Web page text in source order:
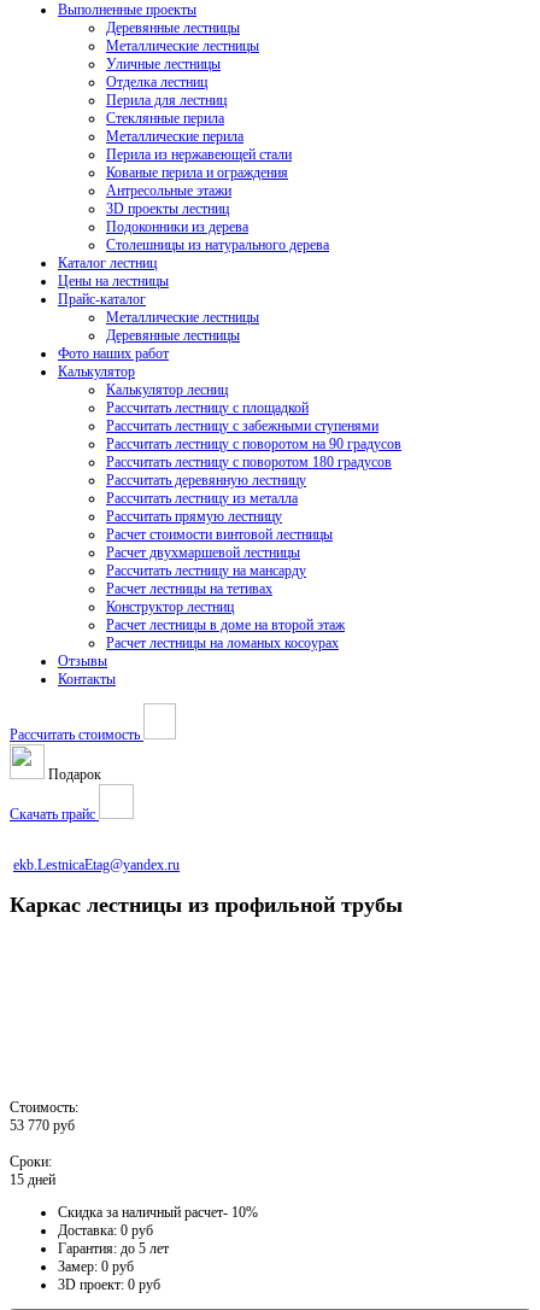
Выполненные проекты
Деревянные лестницы
Металлические лестницы
Уличные лестницы
Отделка лестниц
Перила для лестниц
Стеклянные перила
Металлические перила
Перила из нержавеющей стали
Кованые перила и ограждения
Антресольные этажи
3D проекты лестниц
Подоконники из дерева
Столешницы из натурального дерева
Каталог лестниц
Цены на лестницы
Прайс-каталог
Металлические лестницы
Деревянные лестницы
Фото наших работ
Калькулятор
Калькулятор лесниц
Рассчитать лестницу с площадкой
Рассчитать лестницу с забежными ступенями
Рассчитать лестницу с поворотом на 90 градусов
Рассчитать лестницу с поворотом 180 градусов
Рассчитать деревянную лестницу
Рассчитать лестницу из металла
Рассчитать прямую лестницу
Расчет стоимости винтовой лестницы
Расчет двухмаршевой лестницы
Рассчитать лестницу на мансарду
Расчет лестницы на тетивах
Конструктор лестниц
Расчет лестницы в доме на второй этаж
Расчет лестницы на ломаных косоурах
Отзывы
Контакты
Рассчитать стоимость
Подарок
Скачать прайс
ekb.LestnicaEtag@yandex.ru
Каркас лестницы из профильной трубы
Стоимость:
53 770 руб
Сроки:
15 дней
Скидка за наличный расчет- 10%
Доставка: 0 руб
Гарантия: до 5 лет
Замер: 0 руб
3D проект: 0 руб